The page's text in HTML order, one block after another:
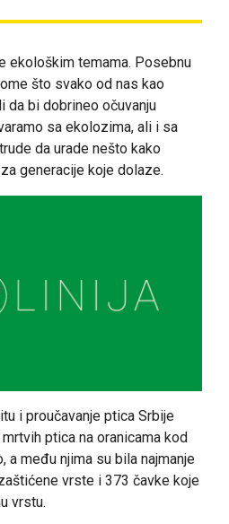
ekološkim temama. Posebnu
što svako od nas kao
da bi dobrineo očuvanju
sa ekolozima, ali i sa
da urade nešto kako
generacije koje dolaze.
i proučavanje ptica Srbije
ptica na oranicama kod
a među njima su bila najmanje
vrste i 373 čavke koje
vrstu.